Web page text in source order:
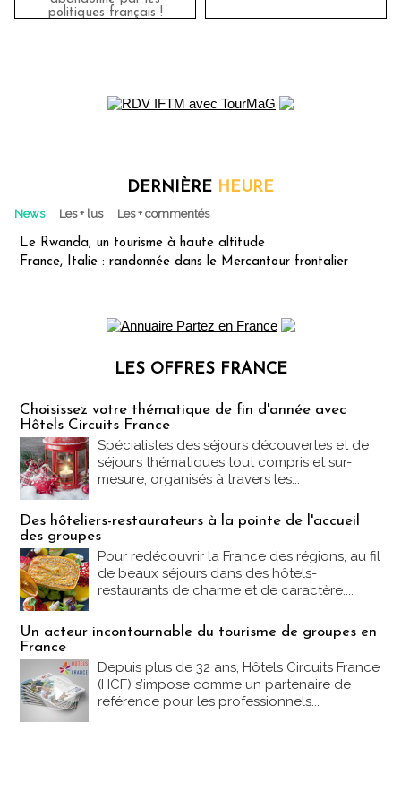
politiques français !
DERNIÈRE HEURE
News Les + lus Les + commentés
Le Rwanda, un tourisme à haute altitude
France, Italie : randonnée dans le Mercantour frontalier
LES OFFRES FRANCE
Choisissez votre thématique de fin d'année avec
Hôtels Circuits France
Spécialistes des séjours découvertes et de
séjours thématiques tout compris et sur-
mesure, organisés à travers les...
Des hôteliers-restaurateurs à la pointe de l'accueil
des groupes
Pour redécouvrir la France des régions, au fil
de beaux séjours dans des hôtels-
restaurants de charme et de caractère....
Un acteur incontournable du tourisme de groupes en
France
Depuis plus de 32 ans, Hôtels Circuits France
(HCF) s’impose comme un partenaire de
référence pour les professionnels...